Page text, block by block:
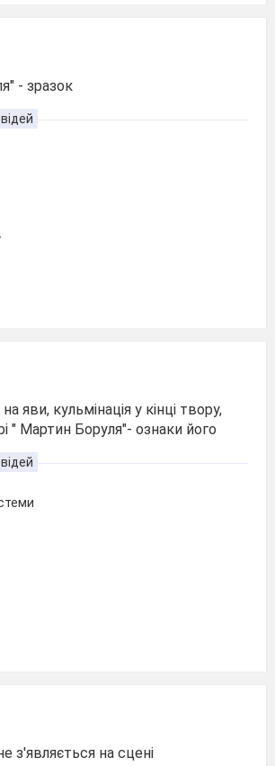
- зразок
яви, кульмінація у кінці твору,
" Мартин Боруля"- ознаки його
з'являється на сцені